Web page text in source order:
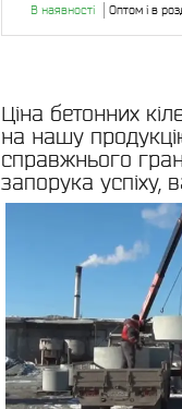
В наявності Оптом і в
Ціна бетонних
на нашу
справжнього
запорука успіху,